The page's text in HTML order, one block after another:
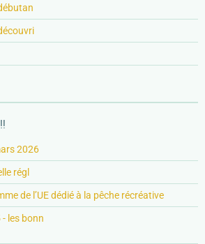
2026
régl
de l’UE dédié à la pêche récréative
les bonn